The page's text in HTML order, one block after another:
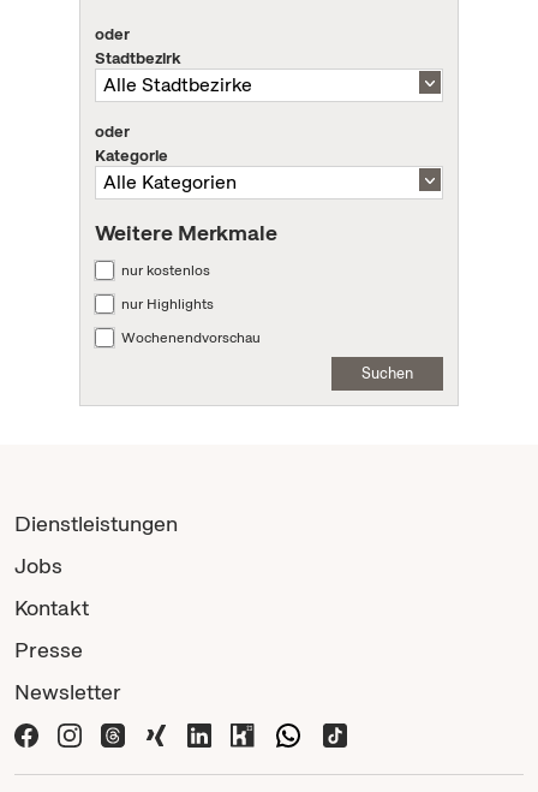
oder
Stadtbezirk
oder
Kategorie
Weitere Merkmale
nur kostenlos
nur Highlights
Wochenendvorschau
Suchen
Dienstleistungen
Jobs
Kontakt
Presse
Newsletter